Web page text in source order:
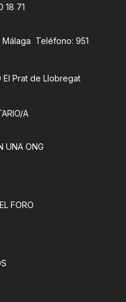
71
Málaga Teléfono: 951
Prat de Llobregat
A
UNA ONG
FORO